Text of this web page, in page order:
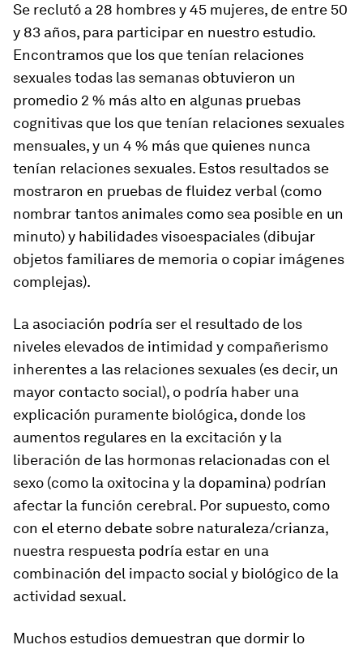
Se reclutó a 28 hombres y 45 mujeres, de entre 50
y 83 años, para participar en nuestro estudio.
Encontramos que los que tenían relaciones
sexuales todas las semanas obtuvieron un
promedio 2 % más alto en algunas pruebas
cognitivas que los que tenían relaciones sexuales
mensuales, y un 4 % más que quienes nunca
tenían relaciones sexuales. Estos resultados se
mostraron en pruebas de fluidez verbal (como
nombrar tantos animales como sea posible en un
minuto) y habilidades visoespaciales (dibujar
objetos familiares de memoria o copiar imágenes
complejas).
La asociación podría ser el resultado de los
niveles elevados de intimidad y compañerismo
inherentes a las relaciones sexuales (es decir, un
mayor contacto social), o podría haber una
explicación puramente biológica, donde los
aumentos regulares en la excitación y la
liberación de las hormonas relacionadas con el
sexo (como la oxitocina y la dopamina) podrían
afectar la función cerebral. Por supuesto, como
con el eterno debate sobre naturaleza/crianza,
nuestra respuesta podría estar en una
combinación del impacto social y biológico de la
actividad sexual.
Muchos estudios demuestran que dormir lo